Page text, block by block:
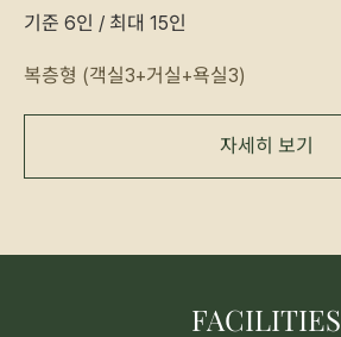
기준 6인 / 최대 15인
복층형 (객실3+거실+욕실3)
자세히 보기
FACILITIES